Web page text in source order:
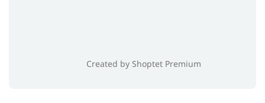
Created by Shoptet Premium